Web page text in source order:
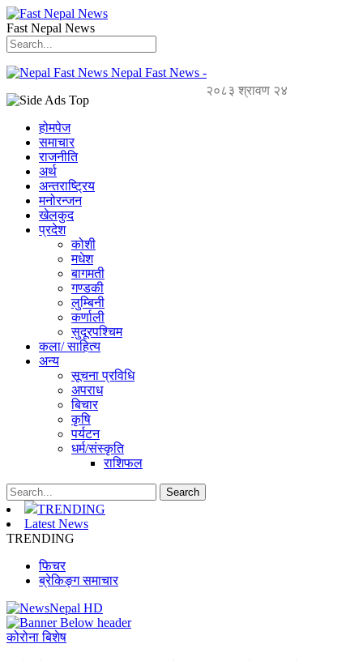
Fast Nepal News
Nepal Fast News -
२०८३ श्रावण २४
होमपेज
समाचार
राजनीति
अर्थ
अन्तराष्ट्रिय
मनोरन्जन
खेलकुद
प्रदेश
कोशी
मधेश
बागमती
गण्डकी
लुम्बिनी
कर्णाली
सुदूरपश्चिम
कला/ साहित्य
अन्य
सूचना प्रविधि
अपराध
बिचार
कृषि
पर्यटन
धर्म/संस्कृति
राशिफल
TRENDING
Latest News
TRENDING
फिचर
ब्रेकिङ्ग समाचार
कोरोना बिशेष